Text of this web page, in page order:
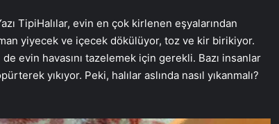
TipiHalılar, evin en çok kirlenen eşyalarından
yiyecek ve içecek dökülüyor, toz ve kir birikiyor.
evin havasını tazelemek için gerekli. Bazı insanlar
yıkıyor. Peki, halılar aslında nasıl yıkanmalı?